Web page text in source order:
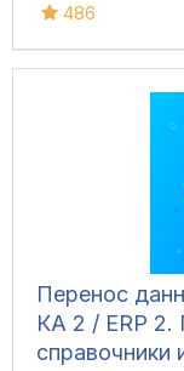
486
Перенос
КА 2 / ERP 2.
справочники